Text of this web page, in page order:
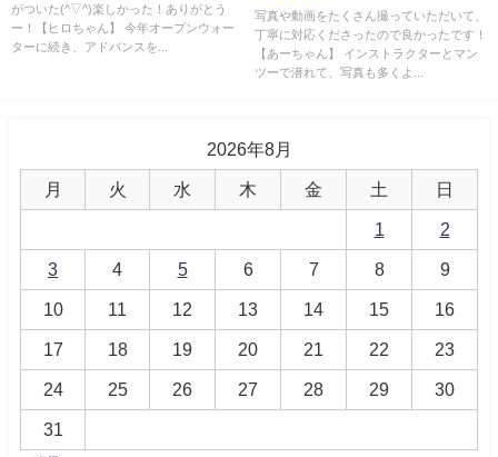
がついた(^▽^)楽しかった！ありがとう
ー！【ヒロちゃん】 今年オープンウォー
ターに続き、アドバンスを...
写真や動画をたくさん撮っていただいて、
丁寧に対応くださったので良かったです！
【あーちゃん】 インストラクターとマン
ツーで潜れて、写真も多くよ...
2026年8月
月 火 水 木 金 土 日
1 2
3 4 5 6 7 8 9
10 11 12 13 14 15 16
17 18 19 20 21 22 23
24 25 26 27 28 29 30
31